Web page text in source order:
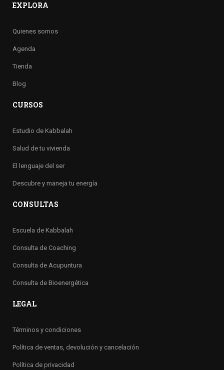
EXPLORA
Quienes somos
Agenda
Tienda
Blog
CURSOS
Estudio de Kabbalah
Salud de tu vivienda
El lenguaje del ser
Descubre y maneja tu energía
CONSULTAS
Escuela de Kabbalah
Consulta de Coaching
Consulta de Acupuntura
Consulta de Bioenergética
LEGAL
Términos y condiciones
Política de ventas, devolución y cancelación
Política de privacidad